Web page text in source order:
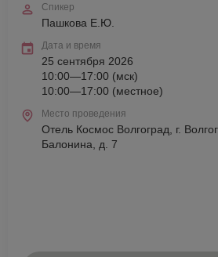
Спикер
Пашкова Е.Ю.
Дата и время
25 сентября 2026
10:00—17:00 (мск)
10:00—17:00 (местное)
Место проведения
Отель Космос Волгоград, г.
Балонина, д. 7